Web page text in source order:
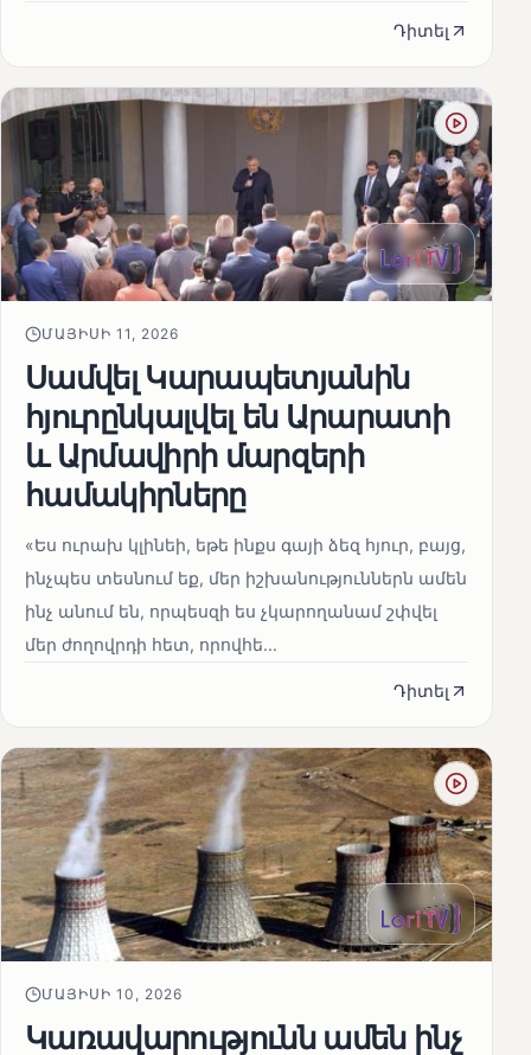
Դիտել
ՄԱՅԻՍԻ 11, 2026
Սամվել Կարապետյանին
հյուրընկալվել են Արարատի
և Արմավիրի մարզերի
համակիրները
«Ես ուրախ կլինեի, եթե ինքս գայի ձեզ հյուր, բայց,
ինչպես տեսնում եք, մեր իշխանություններն ամեն
ինչ անում են, որպեսզի ես չկարողանամ շփվել
մեր ժողովրդի հետ, որովհե...
Դիտել
ՄԱՅԻՍԻ 10, 2026
Կառավարությունն ամեն ինչ